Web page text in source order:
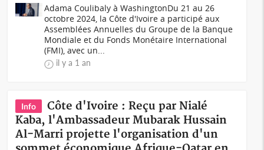
Adama Coulibaly à WashingtonDu 21 au 26
octobre 2024, la Côte d'Ivoire a participé aux
Assemblées Annuelles du Groupe de la Banque
Mondiale et du Fonds Monétaire International
(FMI), avec un...
il y a 1 an
Info
Côte d'Ivoire : Reçu par Nialé
Kaba, l'Ambassadeur Mubarak Hussain
Al-Marri projette l'organisation d'un